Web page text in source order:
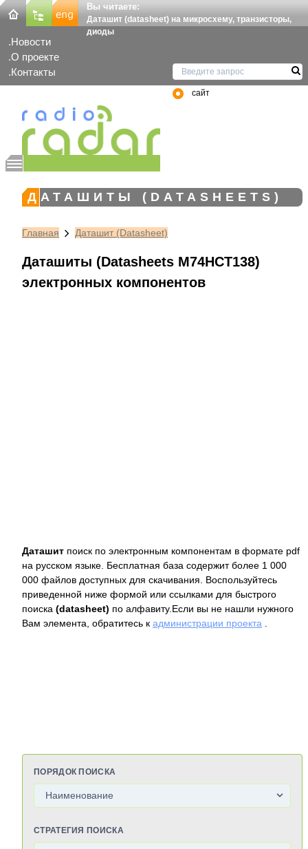
Вы читаете:
Даташит (datasheet) на микросхему, транзисторы,
диоды
Новости
О проекте
Контакты
сайт
ДАТАШИТЫ (DATASHEETS)
Главная Даташит (Datasheet)
Даташиты (Datasheets M74HCT138)
электронных компонентов
Даташит поиск по электронным компонентам в формате pdf
на русском языке. Бесплатная база содержит более 1 000
000 файлов доступных для скачивания. Воспользуйтесь
приведенной ниже формой или ссылками для быстрого
поиска (datasheet) по алфавиту.Если вы не нашли нужного
Вам элемента, обратитесь к администрации проекта
ПОРЯДОК ПОИСКА
СТРАТЕГИЯ ПОИСКА